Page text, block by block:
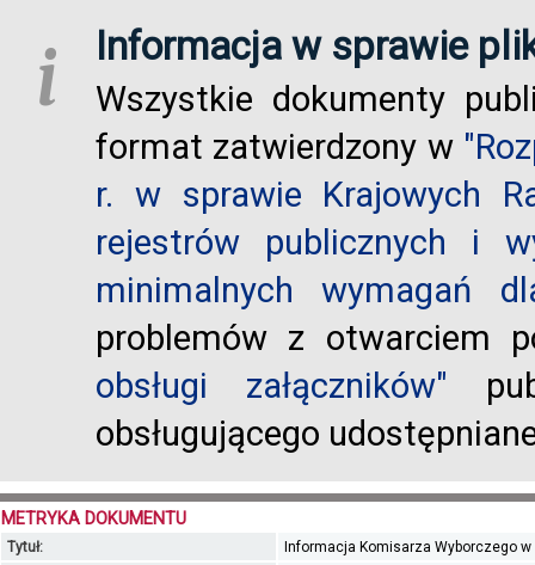
i Informacja w sprawie
Wszystkie dokumenty
format zatwierdzony w
r. w sprawie Krajowych
rejestrów publicznych i
minimalnych wymagań
problemów z otwarciem
obsługi załączników"
obsługującego
METRYKA DOKUMENTU
Tytuł:
Informacja Komisarza Wyborczego w